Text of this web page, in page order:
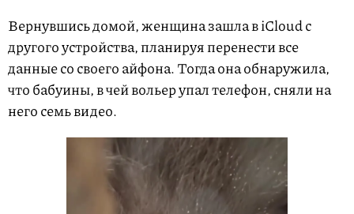
Вернувшись домой, женщина зашла в iCloud с
другого устройства, планируя перенести все
данные со своего айфона. Тогда она обнаружила,
что бабуины, в чей вольер упал телефон, сняли на
него семь видео.